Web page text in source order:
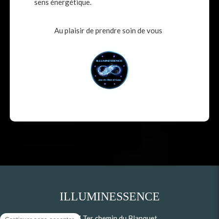
sens énergétique.
Au plaisir de prendre soin de vous
ILLUMINESSENCE